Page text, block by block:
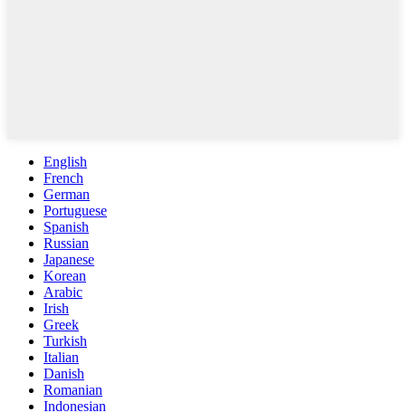
English
French
German
Portuguese
Spanish
Russian
Japanese
Korean
Arabic
Irish
Greek
Turkish
Italian
Danish
Romanian
Indonesian